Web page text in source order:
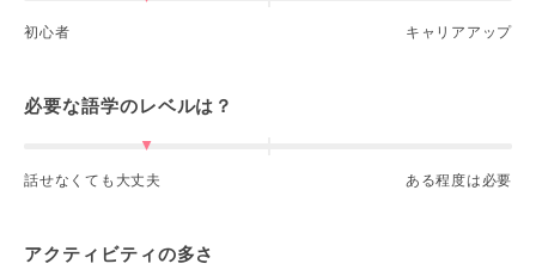
初心者 キャリアアップ
必要な語学のレベルは？
話せなくても大丈夫 ある程度は必要
アクティビティの多さ